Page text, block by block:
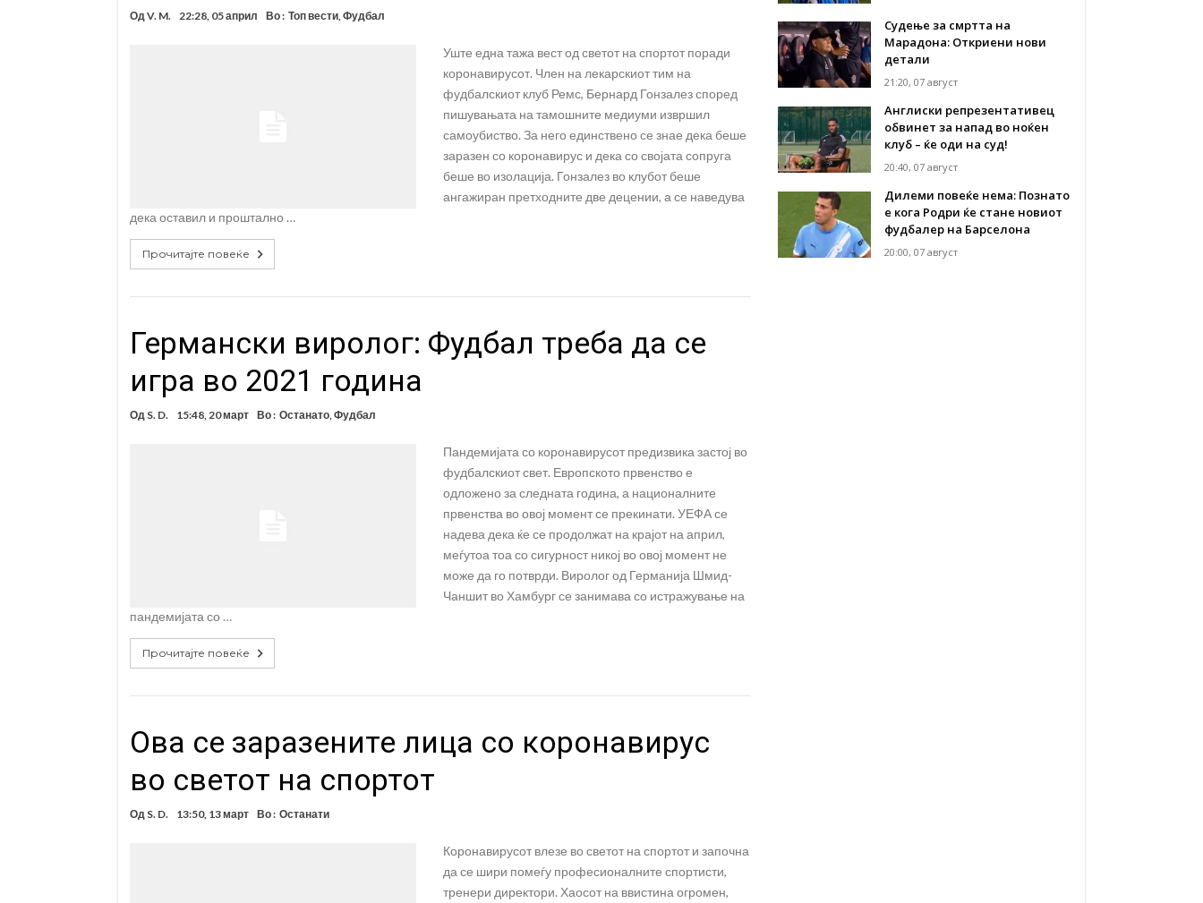
Од V. M. 22:28, 05 април Во : Топ вести, Фудбал
Уште една тажа вест од светот на спортот поради
коронавирусот. Член на лекарскиот тим на
фудбалскиот клуб Ремс, Бернард Гонзалез според
пишувањата на тамошните медиуми извршил
самоубиство. За него единствено се знае дека беше
заразен со коронавирус и дека со својата сопруга
беше во изолација. Гонзалез во клубот беше
ангажиран претходните две децении, а се наведува
дека оставил и проштално …
Прочитајте повеќе
Германски виролог: Фудбал треба да се
игра во 2021 година
Од S. D. 15:48, 20 март Во : Останато, Фудбал
Пандемијата со коронавирусот предизвика застој во
фудбалскиот свет. Европското првенство е
одложено за следната година, а националните
првенства во овој момент се прекинати. УЕФА се
надева дека ќе се продолжат на крајот на април,
меѓутоа тоа со сигурност никој во овој момент не
може да го потврди. Виролог од Германија Шмид-
Чаншит во Хамбург се занимава со истражување на
пандемијата со …
Прочитајте повеќе
Ова се заразените лица со коронавирус
во светот на спортот
Од S. D. 13:50, 13 март Во : Останати
Коронавирусот влезе во светот на спортот и започна
да се шири помеѓу професионалните спортисти,
тренери директори. Хаосот на ввистина огромен,
Судење за смртта на
Марадона: Откриени нови
детали
21:20, 07 август
Англиски репрезентативец
обвинет за напад во ноќен
клуб – ќе оди на суд!
20:40, 07 август
Дилеми повеќе нема: Познато
е кога Родри ќе стане новиот
фудбалер на Барселона
20:00, 07 август